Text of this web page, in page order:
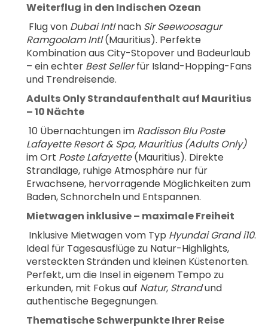
Weiterflug in den Indischen Ozean
Flug von Dubai Intl nach Sir Seewoosagur
Ramgoolam Intl (Mauritius). Perfekte
Kombination aus City-Stopover und Badeurlaub
– ein echter Best Seller für Island-Hopping-Fans
und Trendreisende.
Adults Only Strandaufenthalt auf Mauritius
– 10 Nächte
10 Übernachtungen im Radisson Blu Poste
Lafayette Resort & Spa, Mauritius (Adults Only)
im Ort Poste Lafayette (Mauritius). Direkte
Strandlage, ruhige Atmosphäre nur für
Erwachsene, hervorragende Möglichkeiten zum
Baden, Schnorcheln und Entspannen.
Mietwagen inklusive – maximale Freiheit
Inklusive Mietwagen vom Typ Hyundai Grand i10.
Ideal für Tagesausflüge zu Natur-Highlights,
versteckten Stränden und kleinen Küstenorten.
Perfekt, um die Insel in eigenem Tempo zu
erkunden, mit Fokus auf Natur, Strand und
authentische Begegnungen.
Thematische Schwerpunkte Ihrer Reise